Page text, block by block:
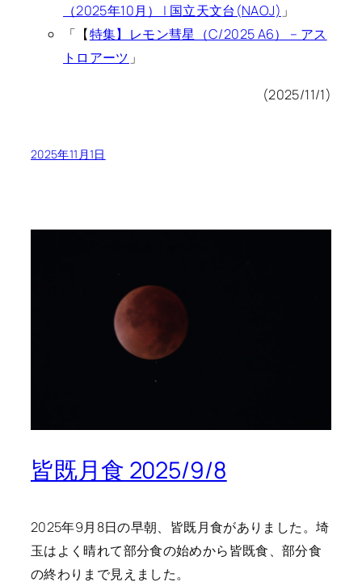
（2025年10月） | 国立天文台(NAOJ) 」
「【特集】レモン彗星（C/2025 A6） – アス
トロアーツ 」
(2025/11/1)
2025年11月1日
皆既月食 2025/9/8
2025年9月8日の早朝、皆既月食がありました。埼
玉はよく晴れて部分食の始めから皆既食、部分食
の終わりまで見えました。